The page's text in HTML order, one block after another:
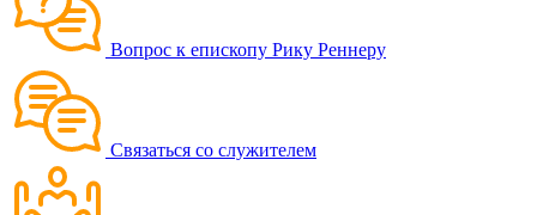
Вопрос к епископу Рику Реннеру
Связаться со служителем